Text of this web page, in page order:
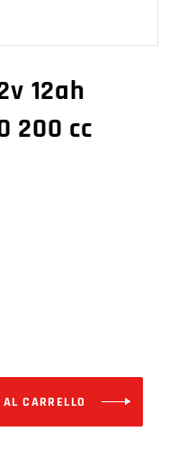
12ah
200 cc
CARRELLO